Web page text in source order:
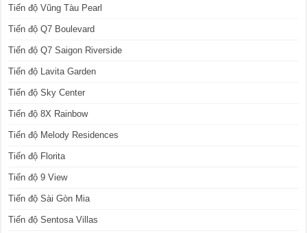
Tiến độ Vũng Tàu Pearl
Tiến độ Q7 Boulevard
Tiến độ Q7 Saigon Riverside
Tiến độ Lavita Garden
Tiến độ Sky Center
Tiến độ 8X Rainbow
Tiến độ Melody Residences
Tiến độ Florita
Tiến độ 9 View
Tiến độ Sài Gòn Mia
Tiến độ Sentosa Villas